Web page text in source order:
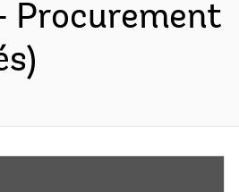
Procurement